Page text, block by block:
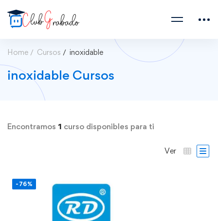
Home Cursos inoxidable
inoxidable Cursos
Encontramos 1 curso disponibles para ti
Ver
-76%